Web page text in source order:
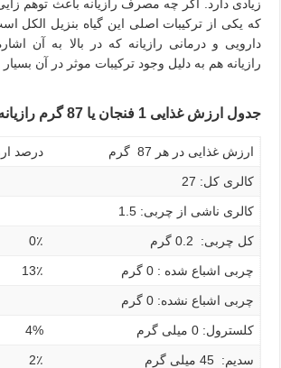
زیادی دارد. اگر چه مصرف رازیانه باعث توهم زایی
که یکی از ترکیبات اصلی این گیاه بنزیل الکل
دارویی و درمانی رازیانه که در بالا به آن
رازیانه هم به دلیل وجود ترکیبات موثر در آن
جدول ارزش غذایی 1 فنجان یا 87 گرم رازیانه
ارزش غذایی در هر 87 گرم درصد
کالری کل: 27
کالری ناشی از چربی: 1.5
کل چربی: 0.2 گرم 0٪
چربی اشباع شده : 0 گرم 13٪
چربی اشباع نشده: 0 گرم
کلسترول: 0 میلی گرم 4%
سدیم: 45 میلی گرم 2٪